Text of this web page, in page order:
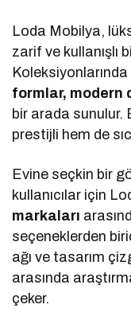
Loda Mobilya,
zarif ve kullanışlı
Koleksiyonlarında
formlar, modern
bir arada sunulur.
prestijli hem de
Evine seçkin bir
kullanıcılar için
markaları
seçeneklerden
ağı ve tasarım
arasında
çeker.